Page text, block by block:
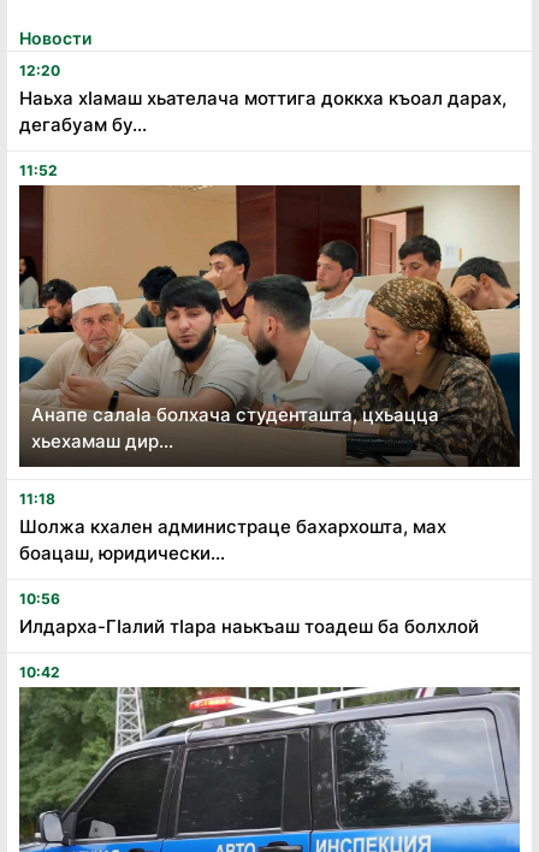
Новости
12:20
Наьха хӏамаш хьателача моттига доккха къоал дарах,
дегабуам бу...
11:52
Анапе салаӏа болхача студенташта, цхьацца
хьехамаш дир...
11:18
Шолжа кхален администраце бахархошта, мах
боацаш, юридически...
10:56
Илдарха-Гӏалий тӏара наькъаш тоадеш ба болхлой
10:42